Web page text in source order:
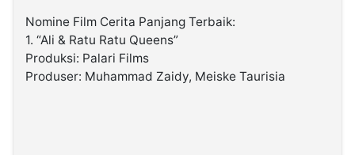
Nomine Film Cerita Panjang Terbaik:
1. “Ali & Ratu Ratu Queens”
Produksi: Palari Films
Produser: Muhammad Zaidy, Meiske Taurisia